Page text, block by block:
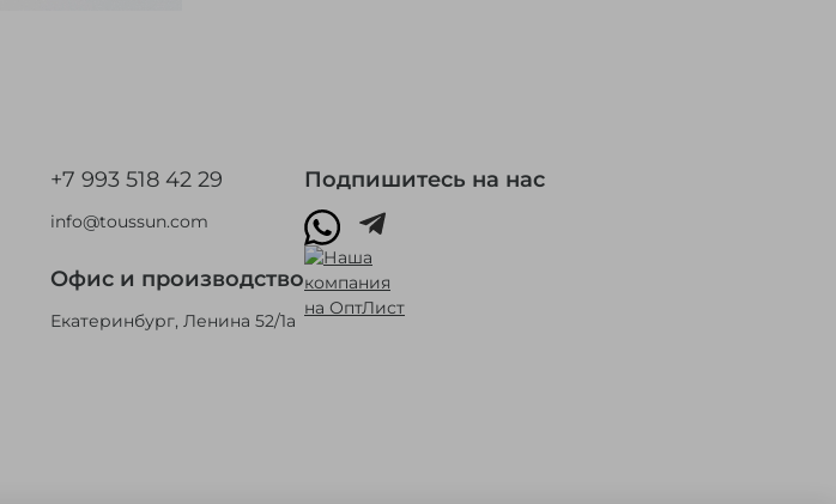
+7 993 518 42 29
info@toussun.com
Офис и производство
Екатеринбург, Ленина 52/1а
Подпишитесь на нас